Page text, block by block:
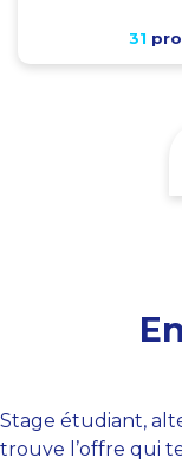
31
Stage étudiant,
trouve l’offre qui